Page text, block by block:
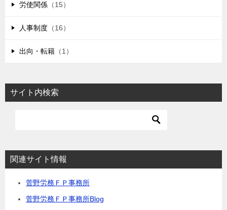
労使関係 （15）
人事制度 （16）
出向・転籍 （1）
サイト内検索
関連サイト情報
菅野労務ＦＰ事務所
菅野労務ＦＰ事務所Blog